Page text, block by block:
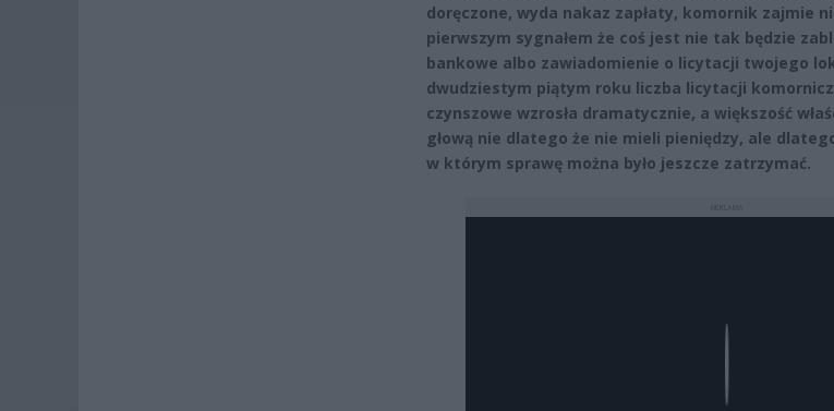
doręczone, wyda nakaz zapłaty, komornik zajmie
pierwszym sygnałem że coś jest nie tak będzie
bankowe albo zawiadomienie o licytacji twojego
dwudziestym piątym roku liczba licytacji
czynszowe wzrosła dramatycznie, a większość
głową nie dlatego że nie mieli pieniędzy, ale
w którym sprawę można było jeszcze zatrzymać.